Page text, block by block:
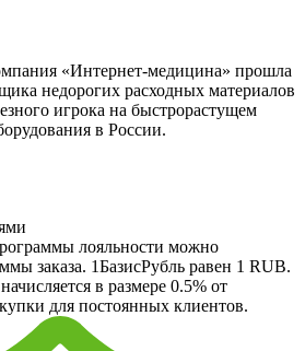
«Интернет-медицина» прошла
недорогих расходных материалов
игрока на быстрорастущем
в России.
лояльности можно
заказа. 1БазисРубль равен 1 RUB.
в размере 0.5% от
для постоянных клиентов.